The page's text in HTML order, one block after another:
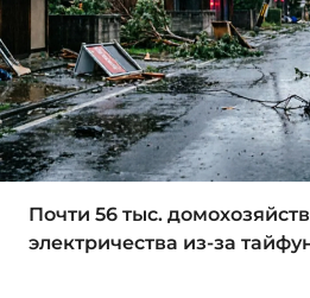
Почти 56 тыс.
электричества из-за